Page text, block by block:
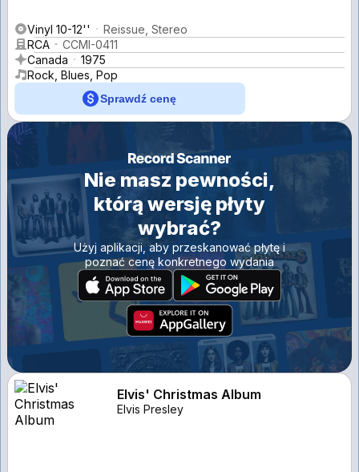
Vinyl 10-12''
Reissue, Stereo
RCA
CCMI-0411
Canada
1975
Rock, Blues, Pop
Sprawdź cenę
Nie masz pewności,
którą wersję płyty
wybrać?
Użyj aplikacji, aby przeskanować płytę i
poznać cenę konkretnego wydania
Elvis' Christmas Album
Elvis Presley